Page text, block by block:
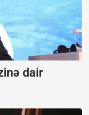
dair